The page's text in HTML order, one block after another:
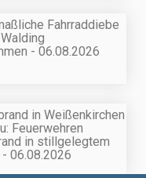
Fahrraddiebe
- 06.08.2026
in Weißenkirchen
Feuerwehren
in stillgelegtem
06.08.2026